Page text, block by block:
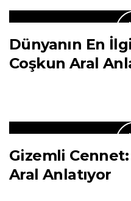
Dünyanın En
Coşkun Aral
Gizemli
Aral Anlatıyor